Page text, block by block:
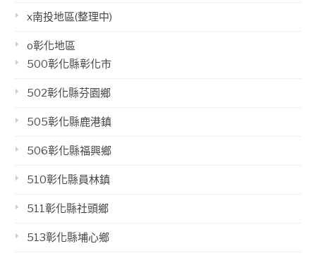
x南投地區(整理中)
o彰化地區
500彰化縣彰化市
502彰化縣芬園鄉
505彰化縣鹿港鎮
506彰化縣福興鄉
510彰化縣員林鎮
511彰化縣社頭鄉
513彰化縣埔心鄉